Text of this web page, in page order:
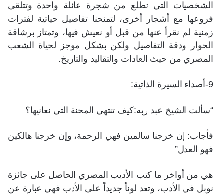
الشخصيات التي تطلع من شجرة عائلة واحدة وتتلقى
فروعها مع أشجار أخرى، لتمنحنا تفاصيل حياتية لفترات
زمنية لم نقرأ عنها من قبل أو نعيش فيها، وتمتاز برشاقة
الحوار ودقة التفاصيل ولكن بشكل موجز لحياة الشعب
المصري من حيث العادات والتقاليد والتاريخ.
9-أصداء السيرة الذاتية:
“سألت الشيخ عبد ربه:كيف تنتهي المحنة التي نعانيها؟
فأجاب: إن خرجنا سالمين فهي الرحمة، وإن خرجنا هالكين
فهو العدل”
هي من أواخر ما كتب الأديب المصري الحاصل على جائزة
نوبل في الأدب، وتعد لوناً جديداً على الأدب فهي عبارة عن